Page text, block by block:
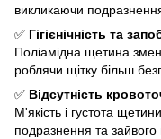
викликаючи
✅ Гігієнічність та
Поліамідна щетина
роблячи щітку більш
✅ Відсутність
М'якість і густота
подразнення та зайвого